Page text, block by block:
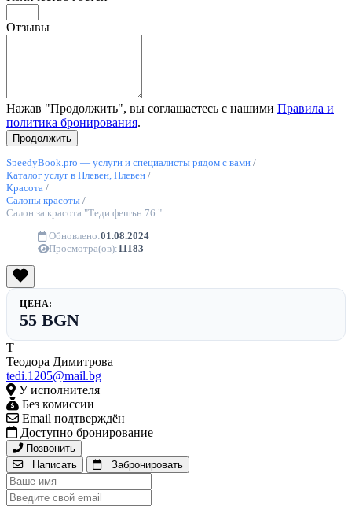
Отзывы
Нажав "Продолжить", вы соглашаетесь с нашими Правила и
политика бронирования.
SpeedyBook.pro — услуги и специалисты рядом с вами /
Каталог услуг в Плевен, Плевен /
Красота /
Салоны красоты /
Салон за красота "Теди фешън 76 "
Обновлено:01.08.2024
Просмотра(ов):11183
ЦЕНА:
55 BGN
Т
Теодора Димитрова
tedi.1205@mail.bg
У исполнителя
Без комиссии
Email подтверждён
Доступно бронирование
Позвонить
Написать
Забронировать